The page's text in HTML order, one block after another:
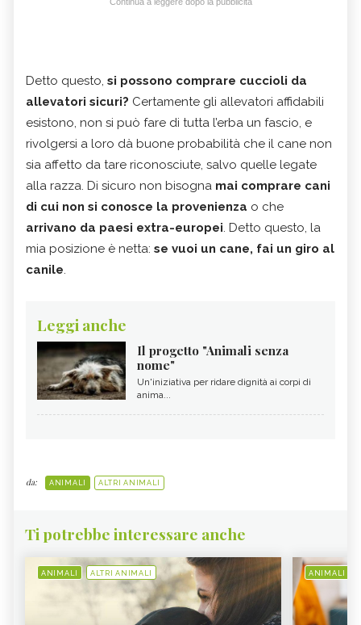
Detto questo, si possono comprare cuccioli da
allevatori sicuri? Certamente gli allevatori affidabili
esistono, non si può fare di tutta l’erba un fascio, e
rivolgersi a loro dà buone probabilità che il cane non
sia affetto da tare riconosciute, salvo quelle legate
alla razza. Di sicuro non bisogna mai comprare cani
di cui non si conosce la provenienza o che
arrivano da paesi extra-europei. Detto questo, la
mia posizione è netta: se vuoi un cane, fai un giro al
canile.
Leggi anche
Il progetto "Animali senza
nome"
Un'iniziativa per ridare dignità ai corpi di
anima...
da: ANIMALI ALTRI ANIMALI
Ti potrebbe interessare anche
ANIMALI ALTRI ANIMALI ANIMALI